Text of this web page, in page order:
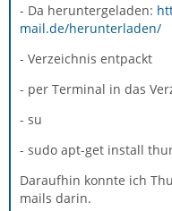
- Da heruntergeladen:
mail.de/herunterladen/
- Verzeichnis entpackt
- per Terminal in das
- su
- sudo apt-get install
Daraufhin konnte ich
mails darin.